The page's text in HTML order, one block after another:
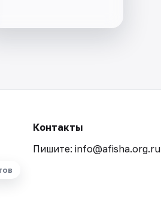
Контакты
Пишите: info@afisha.org.ru